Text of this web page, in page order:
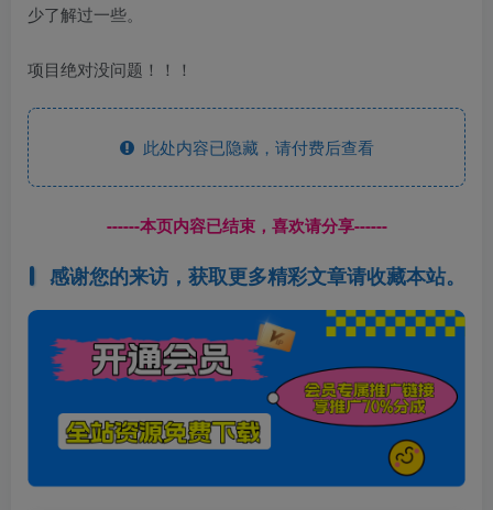
少了解过一些。
项目绝对没问题！！！
此处内容已隐藏，请付费后查看
------本页内容已结束，喜欢请分享------
感谢您的来访，获取更多精彩文章请收藏本站。